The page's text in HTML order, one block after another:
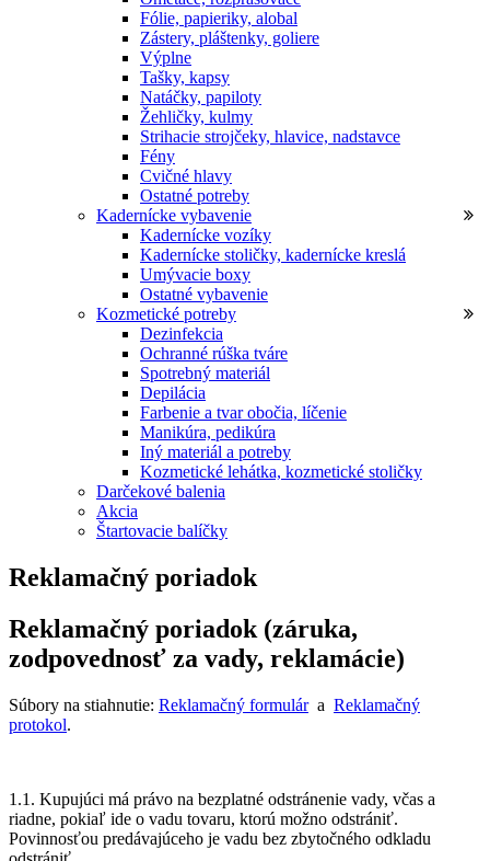
Fólie, papieriky, alobal
Zástery, pláštenky, goliere
Výplne
Tašky, kapsy
Natáčky, papiloty
Žehličky, kulmy
Strihacie strojčeky, hlavice, nadstavce
Fény
Cvičné hlavy
Ostatné potreby
Kadernícke vybavenie
Kadernícke vozíky
Kadernícke stoličky, kadernícke kreslá
Umývacie boxy
Ostatné vybavenie
Kozmetické potreby
Dezinfekcia
Ochranné rúška tváre
Spotrebný materiál
Depilácia
Farbenie a tvar obočia, líčenie
Manikúra, pedikúra
Iný materiál a potreby
Kozmetické lehátka, kozmetické stoličky
Darčekové balenia
Akcia
Štartovacie balíčky
Reklamačný poriadok
Reklamačný poriadok (záruka,
zodpovednosť za vady, reklamácie)
Súbory na stiahnutie: Reklamačný formulára Reklamačný
protokol.
1.1. Kupujúci má právo na bezplatné odstránenie vady, včas a
riadne, pokiaľ ide o vadu tovaru, ktorú možno odstrániť.
Povinnosťou predávajúceho je vadu bez zbytočného odkladu